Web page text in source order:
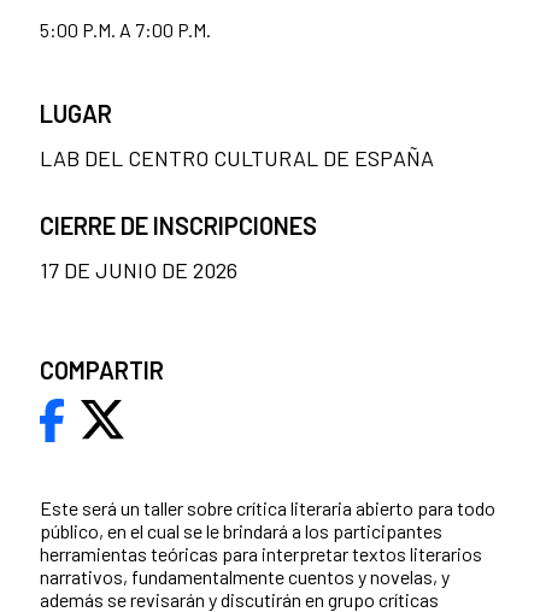
Este será un taller sobre crítica literaria abierto para todo
público, en el cual se le brindará a los participantes
herramientas teóricas para interpretar textos literarios
narrativos, fundamentalmente cuentos y novelas, y
además se revisarán y discutirán en grupo críticas
5:00 P.M. A 7:00 P.M.
LUGAR
LAB DEL CENTRO CULTURAL DE ESPAÑA
CIERRE DE INSCRIPCIONES
17 DE JUNIO DE 2026
COMPARTIR